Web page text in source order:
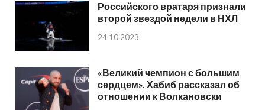
Российского вратаря признали
второй звездой недели в НХЛ
24.10.2023
«Великий чемпион с большим
сердцем». Хабиб рассказал об
отношении к Волкановски